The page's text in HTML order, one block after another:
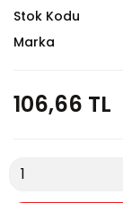
Stok Kodu
Marka
106,66 TL